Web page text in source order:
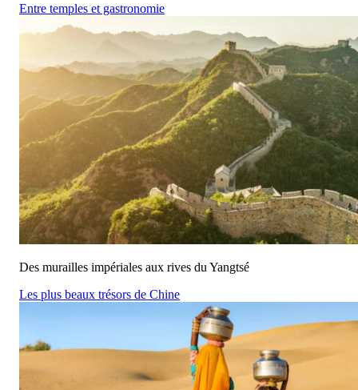
Entre temples et gastronomie
Des murailles impériales aux rives du Yangtsé
Les plus beaux trésors de Chine